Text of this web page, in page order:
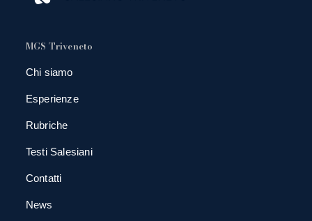
MGS Triveneto
Chi siamo
Esperienze
Rubriche
Testi Salesiani
Contatti
News